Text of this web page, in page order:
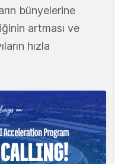
bünyelerine
artması ve
hızla